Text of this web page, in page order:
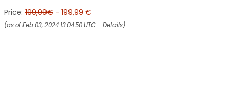
Price: 199,99€ - 199,99 €
(as of Feb 03, 2024 13:04:50 UTC –Details)